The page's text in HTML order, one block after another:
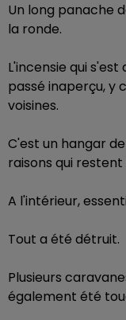
Un long panache
la ronde.
L'incensie qui
passé inaperçu, y
voisines.
C'est un hangar
raisons qui
A l'intérieur,
Tout a été détruit.
Plusieurs
également été